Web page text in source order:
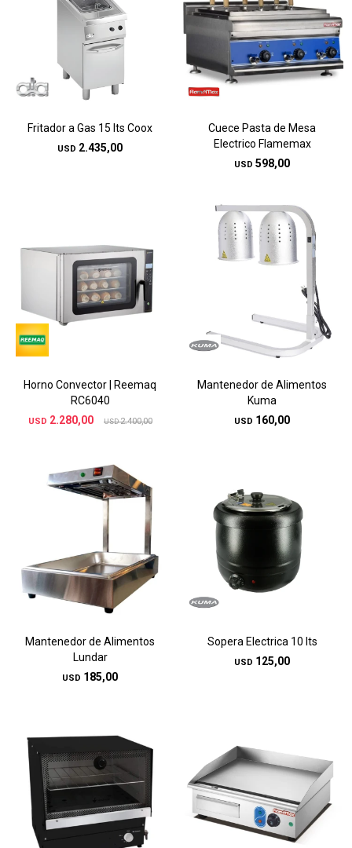
Fritador a Gas 15 lts Coox
USD 2.435,00
Cuece Pasta de Mesa
Electrico Flamemax
USD 598,00
Horno Convector | Reemaq
RC6040
USD 2.280,00 USD 2.400,00
Mantenedor de Alimentos
Kuma
USD 160,00
Mantenedor de Alimentos
Lundar
USD 185,00
Sopera Electrica 10 lts
USD 125,00